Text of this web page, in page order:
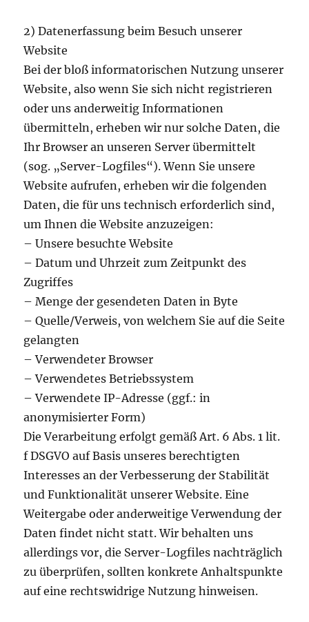
2) Datenerfassung beim Besuch unserer
Website
Bei der bloß informatorischen Nutzung unserer
Website, also wenn Sie sich nicht registrieren
oder uns anderweitig Informationen
übermitteln, erheben wir nur solche Daten, die
Ihr Browser an unseren Server übermittelt
(sog. „Server-Logfiles“). Wenn Sie unsere
Website aufrufen, erheben wir die folgenden
Daten, die für uns technisch erforderlich sind,
um Ihnen die Website anzuzeigen:
– Unsere besuchte Website
– Datum und Uhrzeit zum Zeitpunkt des
Zugriffes
– Menge der gesendeten Daten in Byte
– Quelle/Verweis, von welchem Sie auf die Seite
gelangten
– Verwendeter Browser
– Verwendetes Betriebssystem
– Verwendete IP-Adresse (ggf.: in
anonymisierter Form)
Die Verarbeitung erfolgt gemäß Art. 6 Abs. 1 lit.
f DSGVO auf Basis unseres berechtigten
Interesses an der Verbesserung der Stabilität
und Funktionalität unserer Website. Eine
Weitergabe oder anderweitige Verwendung der
Daten findet nicht statt. Wir behalten uns
allerdings vor, die Server-Logfiles nachträglich
zu überprüfen, sollten konkrete Anhaltspunkte
auf eine rechtswidrige Nutzung hinweisen.